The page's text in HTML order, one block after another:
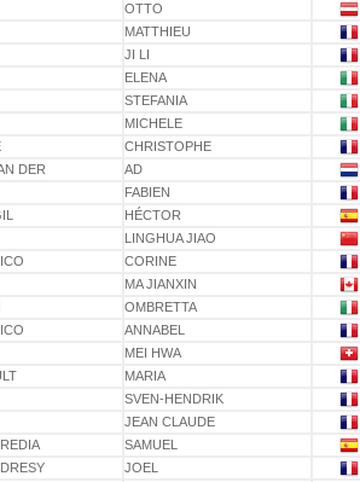
OTTO
MATTHIEU
JI LI
ELENA
STEFANIA
MICHELE
CHRISTOPHE
DER AD
FABIEN
HÉCTOR
LINGHUA JIAO
CORINE
MA JIANXIN
OMBRETTA
ANNABEL
MEI HWA
MARIA
SVEN-HENDRIK
JEAN CLAUDE
SAMUEL
JOEL